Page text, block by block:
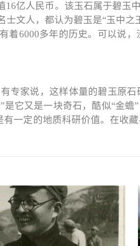
亿人民币。该玉石属于碧玉
文人，都认为碧玉是“玉中
着6000多年的历史。可以说
专家说，这样体量的碧玉原
它又是一块奇石，酷似“金蟾
一定的地质科研价值。在收